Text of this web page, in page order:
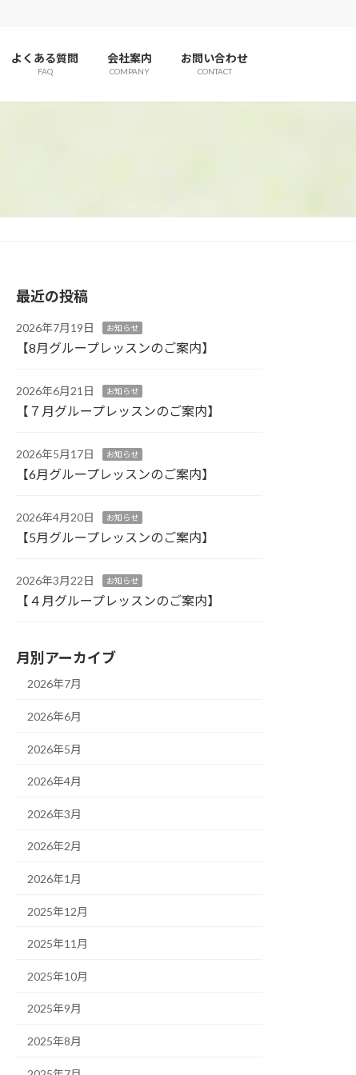
よくある質問
FAQ
会社案内
COMPANY
お問い合わせ
CONTACT
最近の投稿
2026年7月19日 お知らせ
【8月グループレッスンのご案内】
2026年6月21日 お知らせ
【７月グループレッスンのご案内】
2026年5月17日 お知らせ
【6月グループレッスンのご案内】
2026年4月20日 お知らせ
【5月グループレッスンのご案内】
2026年3月22日 お知らせ
【４月グループレッスンのご案内】
月別アーカイブ
2026年7月
2026年6月
2026年5月
2026年4月
2026年3月
2026年2月
2026年1月
2025年12月
2025年11月
2025年10月
2025年9月
2025年8月